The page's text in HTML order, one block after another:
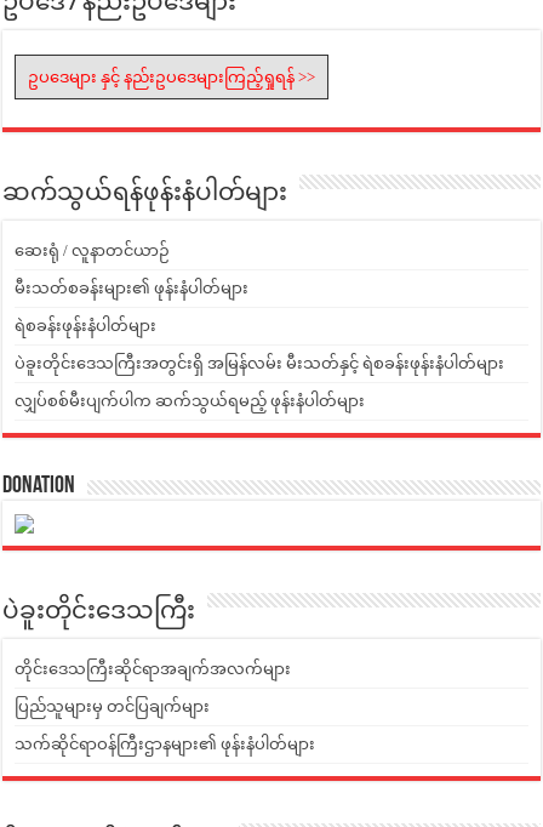
ဥပဒေများ နှင့် နည်းဥပဒေများကြည့်ရှုရန် >>
ဆက်သွယ်ရန်ဖုန်းနံပါတ်များ
ဆေးရုံ / လူနာတင်ယာဉ်
မီးသတ်စခန်းများ၏ ဖုန်းနံပါတ်များ
ရဲစခန်းဖုန်းနံပါတ်များ
ပဲခူးတိုင်းဒေသကြီးအတွင်းရှိ အမြန်လမ်း မီးသတ်နှင့် ရဲစခန်းဖုန်းနံပါတ်များ
လျှပ်စစ်မီးပျက်ပါက ဆက်သွယ်ရမည့် ဖုန်းနံပါတ်များ
Donation
ပဲခူးတိုင်းဒေသကြီး
တိုင်းဒေသကြီးဆိုင်ရာအချက်အလက်များ
ပြည်သူများမှ တင်ပြချက်များ
သက်ဆိုင်ရာဝန်ကြီးဌာနများ၏ ဖုန်းနံပါတ်များ